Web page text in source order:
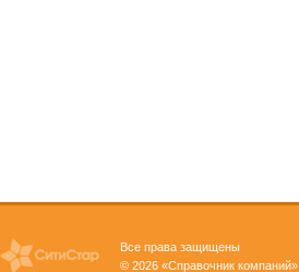
Все права защищены
© 2026 «Справочник компаний»